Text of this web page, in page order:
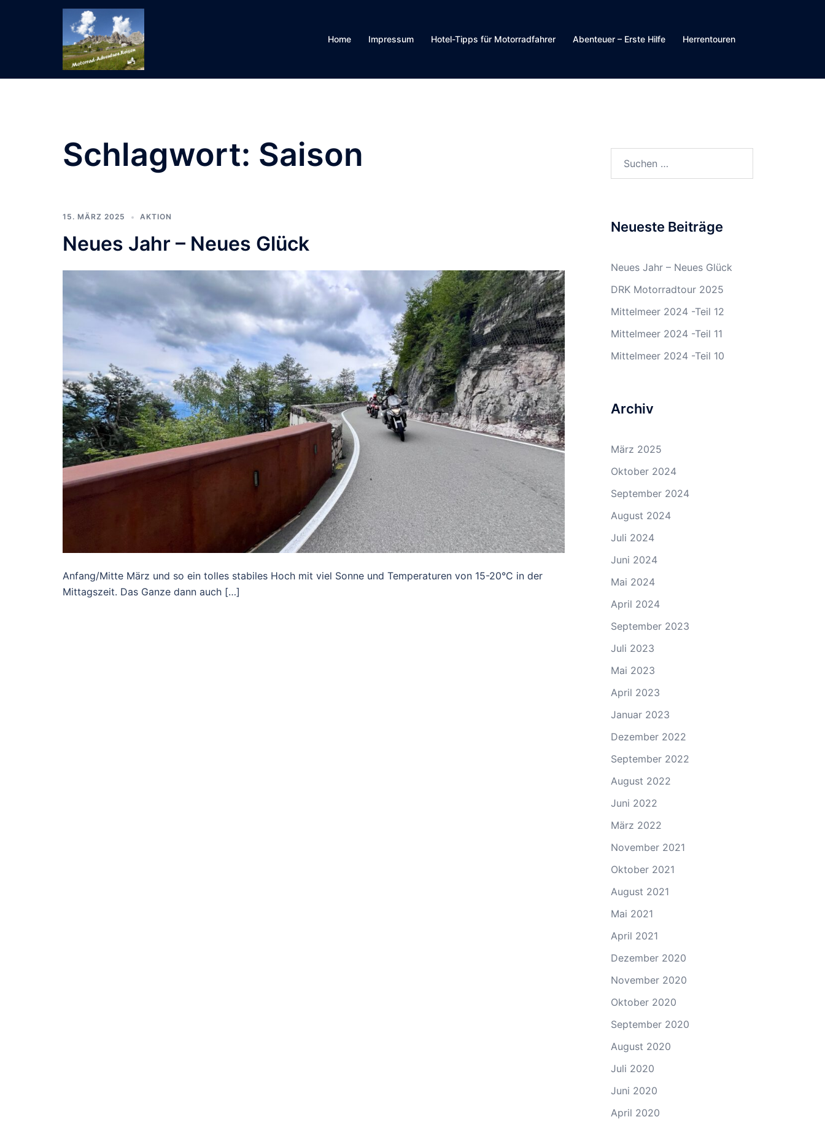
Home Impressum Hotel-Tipps für Motorradfahrer Abenteuer – Erste Hilfe Herrentouren
Schlagwort: Saison
15. MÄRZ 2025 AKTION
Neues Jahr – Neues Glück
Anfang/Mitte März und so ein tolles stabiles Hoch mit viel Sonne und Temperaturen von 15-20°C in der
Mittagszeit. Das Ganze dann auch […]
nach:
Neueste Beiträge
Neues Jahr – Neues Glück
DRK Motorradtour 2025
Mittelmeer 2024 -Teil 12
Mittelmeer 2024 -Teil 11
Mittelmeer 2024 -Teil 10
Archiv
März 2025
Oktober 2024
September 2024
August 2024
Juli 2024
Juni 2024
Mai 2024
April 2024
September 2023
Juli 2023
Mai 2023
April 2023
Januar 2023
Dezember 2022
September 2022
August 2022
Juni 2022
März 2022
November 2021
Oktober 2021
August 2021
Mai 2021
April 2021
Dezember 2020
November 2020
Oktober 2020
September 2020
August 2020
Juli 2020
Juni 2020
April 2020